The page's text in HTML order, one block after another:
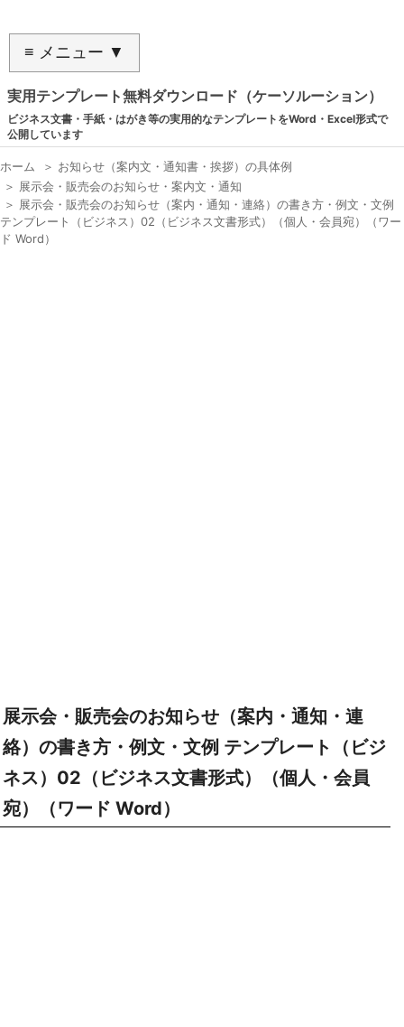
≡ メニュー ▼
実用テンプレート無料ダウンロード（ケーソルーション）
ビジネス文書・手紙・はがき等の実用的なテンプレートをWord・Excel形式で
公開しています
ホーム ＞ お知らせ（案内文・通知書・挨拶）の具体例
＞ 展示会・販売会のお知らせ・案内文・通知
＞ 展示会・販売会のお知らせ（案内・通知・連絡）の書き方・例文・文例
テンプレート（ビジネス）02（ビジネス文書形式）（個人・会員宛）（ワー
ド Word）
展示会・販売会のお知らせ（案内・通知・連
絡）の書き方・例文・文例 テンプレート（ビジ
ネス）02（ビジネス文書形式）（個人・会員
宛）（ワード Word）